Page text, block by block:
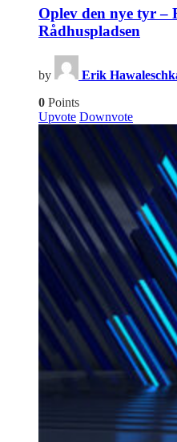
Oplev den nye tyr –
Rådhuspladsen
by Erik
0 Points
Upvote Downvote